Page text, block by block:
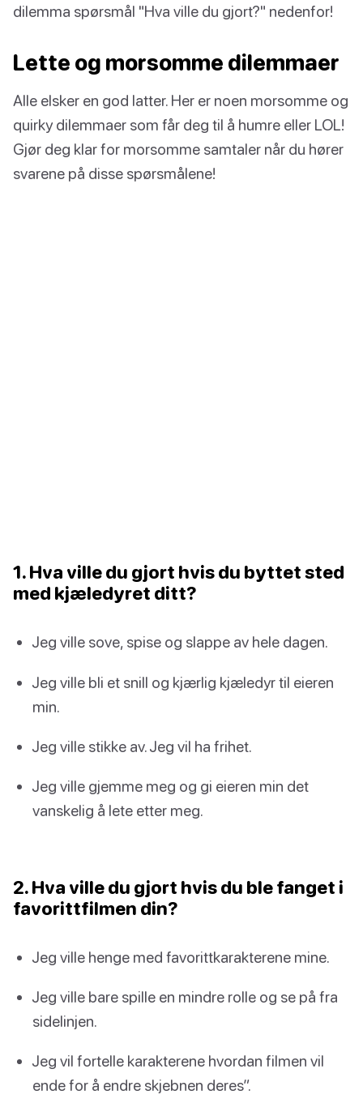
dilemma spørsmål "Hva ville du gjort?" nedenfor!
Lette og morsomme dilemmaer
Alle elsker en god latter. Her er noen morsomme og
quirky dilemmaer som får deg til å humre eller LOL!
Gjør deg klar for morsomme samtaler når du hører
svarene på disse spørsmålene!
1. Hva ville du gjort hvis du byttet sted
med kjæledyret ditt?
Jeg ville sove, spise og slappe av hele dagen.
Jeg ville bli et snill og kjærlig kjæledyr til eieren
min.
Jeg ville stikke av. Jeg vil ha frihet.
Jeg ville gjemme meg og gi eieren min det
vanskelig å lete etter meg.
2. Hva ville du gjort hvis du ble fanget i
favorittfilmen din?
Jeg ville henge med favorittkarakterene mine.
Jeg ville bare spille en mindre rolle og se på fra
sidelinjen.
Jeg vil fortelle karakterene hvordan filmen vil
ende for å endre skjebnen deres”.